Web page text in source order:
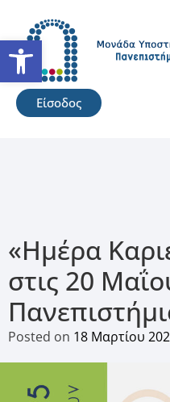
Ανοίξτε τη
Είσοδος
«Ημέρα
στις 20
Posted on 18 Μαρτίου